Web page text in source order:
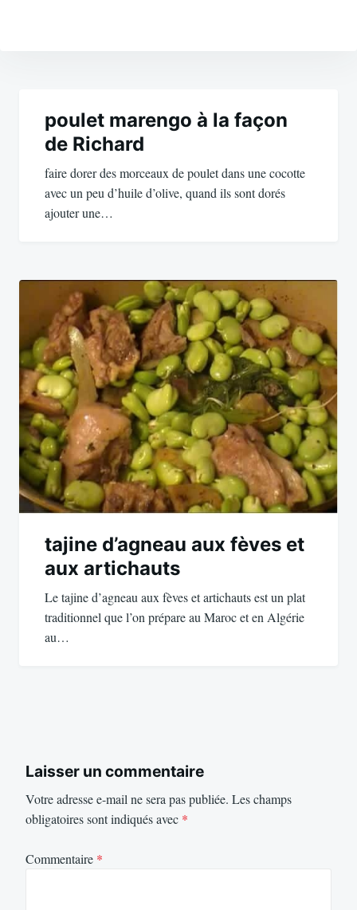
l’article
poulet marengo à la façon
de Richard
faire dorer des morceaux de poulet dans une cocotte
avec un peu d’huile d’olive, quand ils sont dorés
ajouter une…
tajine d’agneau aux fèves et
aux artichauts
Le tajine d’agneau aux fèves et artichauts est un plat
traditionnel que l’on prépare au Maroc et en Algérie
au…
Laisser un commentaire
Votre adresse e-mail ne sera pas publiée. Les champs
obligatoires sont indiqués avec *
Commentaire *